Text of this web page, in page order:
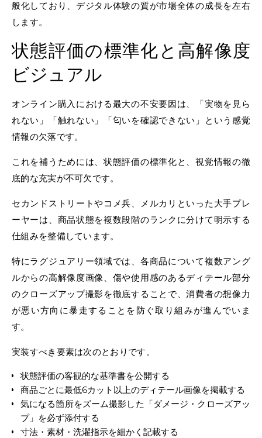
般化しており、デジタル体験の質が市場全体の成長を左右
します。
状態評価の標準化と高解像度
ビジュアル
オンライン購入における最大の不安要因は、「実物を見ら
れない」「触れない」「匂いを確認できない」という感覚
情報の欠落です。
これを補うためには、状態評価の標準化と、視覚情報の徹
底的な充実が不可欠です。
セカンドストリートやコメ兵、メルカリといった大手プレ
ーヤーは、商品状態を複数段階のランクに分けて明示する
仕組みを整備しています。
特にラグジュアリー領域では、各商品について複数アング
ルからの高解像度画像、傷や使用感のあるディテール部分
のクローズアップ撮影を徹底することで、消費者の想像力
が悪い方向に暴走することを防ぐ取り組みが進んでいま
す。
実装すべき要素は次のとおりです。
状態評価の客観的な基準書を公開する
商品ごとに最低6カット以上のディテール画像を掲載する
気になる箇所をズーム撮影した「ダメージ・クローズアッ
プ」を必ず添付する
寸法・素材・洗濯指示を細かく記載する